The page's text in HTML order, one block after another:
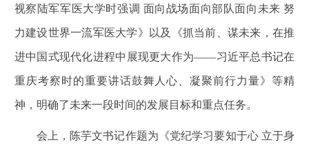
视察陆军军医大学时强调 面向战场面向部队面向未来 努
力建设世界一流军医大学》以及《抓当前、谋未来，在推
进中国式现代化进程中展现更大作为——习近平总书记在
重庆考察时的重要讲话鼓舞人心、凝聚前行力量》等精
神，明确了未来一段时间的发展目标和重点任务。
会上，陈芋文书记作题为《党纪学习要知于心 立于身